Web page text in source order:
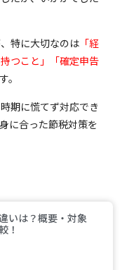
特に大切なのは 「経
つこと」「確定申告
。
期に慌てず対応でき
に合った節税対策を
いは？概要・対象
！